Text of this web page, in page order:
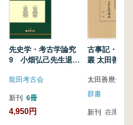
先史学・考古学論究
9 小畑弘己先生退任
創設50周年記念
龍田考古会
新刊 6冊
4,950円
古事記・日
叢 太田善麿先生追悼
群書
新刊 在庫なし